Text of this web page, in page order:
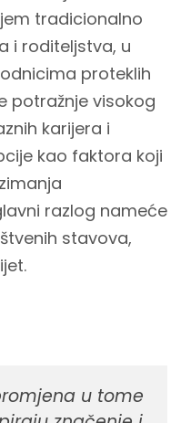
tradicionalno
i roditeljstva, u
proteklih
potražnje visokog
karijera i
kao faktora koji
razlog nameće
stavova,
u tome